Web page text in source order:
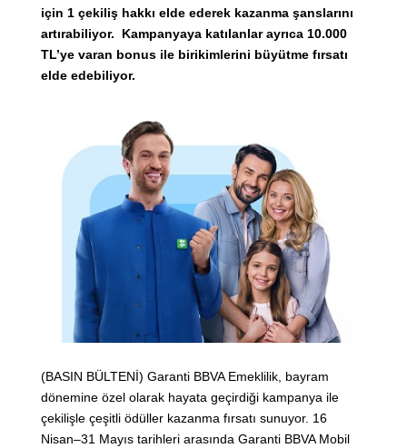
için 1 çekiliş hakkı elde ederek kazanma şanslarını
artırabiliyor. Kampanyaya katılanlar ayrıca 10.000
TL’ye varan bonus ile birikimlerini büyütme fırsatı
elde edebiliyor.
(BASIN BÜLTENİ) Garanti BBVA Emeklilik, bayram
dönemine özel olarak hayata geçirdiği kampanya ile
çekilişle çeşitli ödüller kazanma fırsatı sunuyor. 16
Nisan–31 Mayıs tarihleri arasında Garanti BBVA Mobil